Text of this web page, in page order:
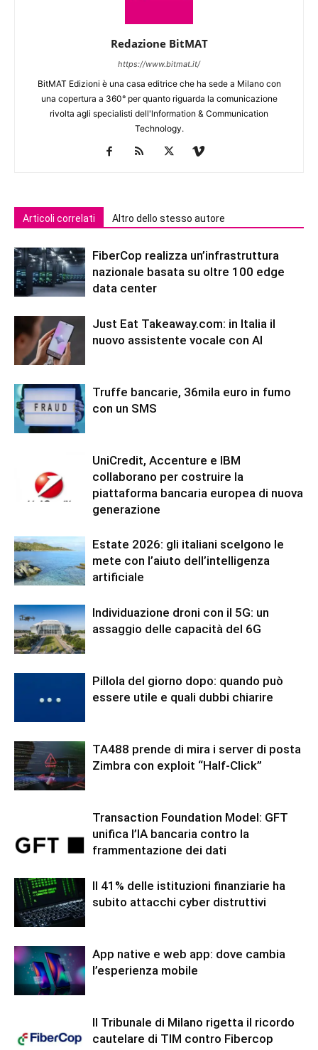
Redazione BitMAT
https://www.bitmat.it/
BitMAT Edizioni è una casa editrice che ha sede a Milano con
una copertura a 360° per quanto riguarda la comunicazione
rivolta agli specialisti dell'lnformation & Communication
Technology.
Articoli correlati Altro dello stesso autore
FiberCop realizza un’infrastruttura
nazionale basata su oltre 100 edge
data center
Just Eat Takeaway.com: in Italia il
nuovo assistente vocale con AI
Truffe bancarie, 36mila euro in fumo
con un SMS
UniCredit, Accenture e IBM
collaborano per costruire la
piattaforma bancaria europea di nuova
generazione
Estate 2026: gli italiani scelgono le
mete con l’aiuto dell’intelligenza
artificiale
Individuazione droni con il 5G: un
assaggio delle capacità del 6G
Pillola del giorno dopo: quando può
essere utile e quali dubbi chiarire
TA488 prende di mira i server di posta
Zimbra con exploit “Half-Click”
Transaction Foundation Model: GFT
unifica l’IA bancaria contro la
frammentazione dei dati
Il 41% delle istituzioni finanziarie ha
subito attacchi cyber distruttivi
App native e web app: dove cambia
l’esperienza mobile
Il Tribunale di Milano rigetta il ricordo
cautelare di TIM contro Fibercop